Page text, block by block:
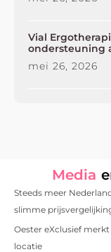
Vial
ondersteuning
mei 26, 2026
Media
Steeds meer
slimme
Oester eXclusief
locatie